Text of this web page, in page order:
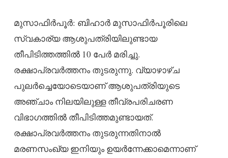
മുസാഫിർപൂര്‍: ബിഹാർ മുസാഫിർപൂരിലെ
സ്വകാര്യ ആശുപത്രിയിലുണ്ടായ
തീപിടിത്തത്തില്‍ 10 പേർ മരിച്ചു.
രക്ഷാപ്രവർത്തനം തുടരുന്നു. വ്യാഴാഴ്ച
പുലർച്ചെയോടെയാണ് ആശുപത്രിയുടെ
അഞ്ചാം നിലയിലുള്ള തീവ്രപരിചരണ
വിഭാഗത്തിൽ തീപിടിത്തമുണ്ടായത്.
രക്ഷാപ്രവർത്തനം തുടരുന്നതിനാൽ
മരണസംഖ്യ ഇനിയും ഉയർന്നേക്കാമെന്നാണ്